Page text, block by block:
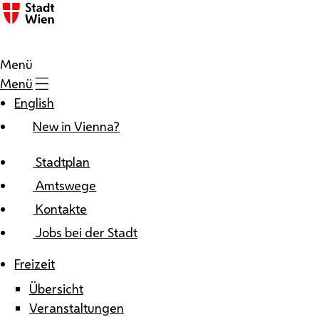
Zum Inhalt
Menü
Menü
English
New in Vienna?
Stadtplan
Amtswege
Kontakte
Jobs bei der Stadt
Freizeit
Übersicht
Veranstaltungen